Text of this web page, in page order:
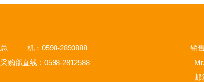
总 机：0598-2893888
采购部直线：0598-2812588
销
邮